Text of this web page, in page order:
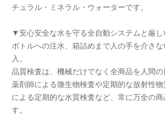
チュラル・ミネラル・ウォーターです。
▼安心安全な水を守る全自動システムと厳し
ボトルへの注水、箱詰めまで人の手を介さ
入。
品質検査は、機械だけでなく全商品を人間
薬剤師による微生物検査や定期的な放射性
による定期的な水質検査など、常に万全の
す。